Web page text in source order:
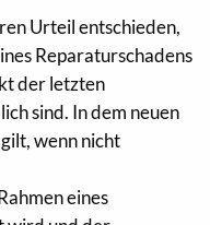
Urteil entschieden,
Reparaturschadens
der letzten
sind. In dem neuen
wenn nicht
eines